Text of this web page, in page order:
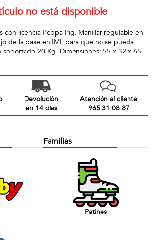
no está disponible
con licencia Peppa Pig. Manillar regulable en
de la base en IML para que no se pueda
soportado 20 Kg. Dimensiones: 55 x 32 x 65
Devolución
en 14 días
Atención al cliente
965 31 08 87
Familias
Patines